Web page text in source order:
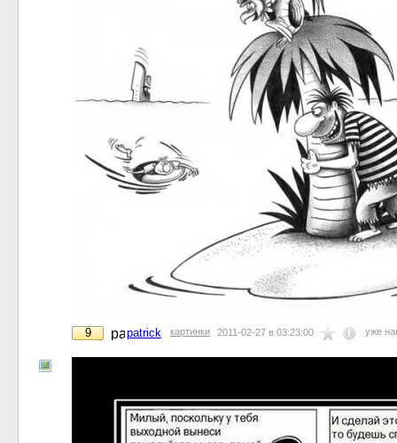
9 patrick картинки 2011-02-27 в 03:23:00 уже